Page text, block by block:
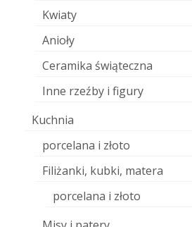
Kwiaty
Anioły
Ceramika świąteczna
Inne rzeźby i figury
Kuchnia
porcelana i złoto
Filiżanki, kubki, matera
porcelana i złoto